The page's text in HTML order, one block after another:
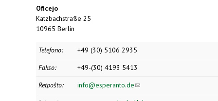
Oficejo
Katzbachstraße 25
10965 Berlin
Telefono:
+49 (30) 5106 2935
Fakso:
+49-(30) 4193 5413
Retpoŝto:
info@esperanto.de(link sends e-